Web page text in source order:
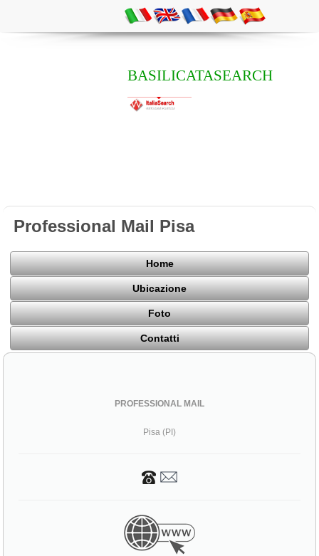
BASILICATASEARCH
Professional Mail Pisa
Home
Ubicazione
Foto
Contatti
PROFESSIONAL MAIL
Pisa (PI)